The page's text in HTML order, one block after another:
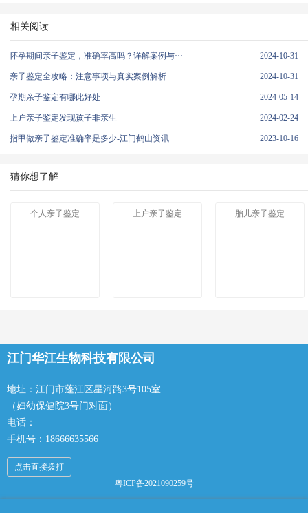
相关阅读
怀孕期间亲子鉴定，准确率高吗？详解案例与··· 2024-10-31
亲子鉴定全攻略：注意事项与真实案例解析 2024-10-31
孕期亲子鉴定有哪此好处 2024-05-14
上户亲子鉴定发现孩子非亲生 2024-02-24
指甲做亲子鉴定准确率是多少-江门鹤山资讯 2023-10-16
猜你想了解
个人亲子鉴定 上户亲子鉴定 胎儿亲子鉴定
江门华江生物科技有限公司
地址：江门市蓬江区星河路3号105室
（妇幼保健院3号门对面）
电话：
手机号：18666635566
点击直接拨打
粤ICP备2021090259号